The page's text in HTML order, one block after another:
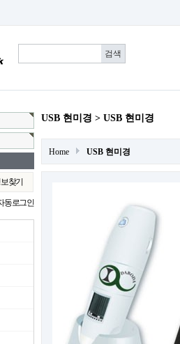
찾기
동로그인
USB 현미경 > USB 현미경
Home USB 현미경